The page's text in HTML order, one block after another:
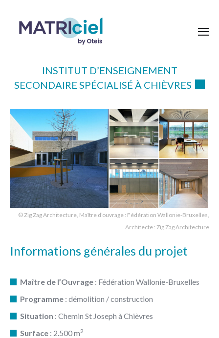
INSTITUT D’ENSEIGNEMENT
SECONDAIRE SPÉCIALISÉ À CHIÈVRES
© Zig Zag Architecture, Maître d’ouvrage : Fédération Wallonie-Bruxelles,
Architecte : Zig Zag Architecture
Informations générales du projet
Maître de l’Ouvrage : Fédération Wallonie-Bruxelles
Programme : démolition / construction
Situation : Chemin St Joseph à Chièvres
Surface : 2.500 m2